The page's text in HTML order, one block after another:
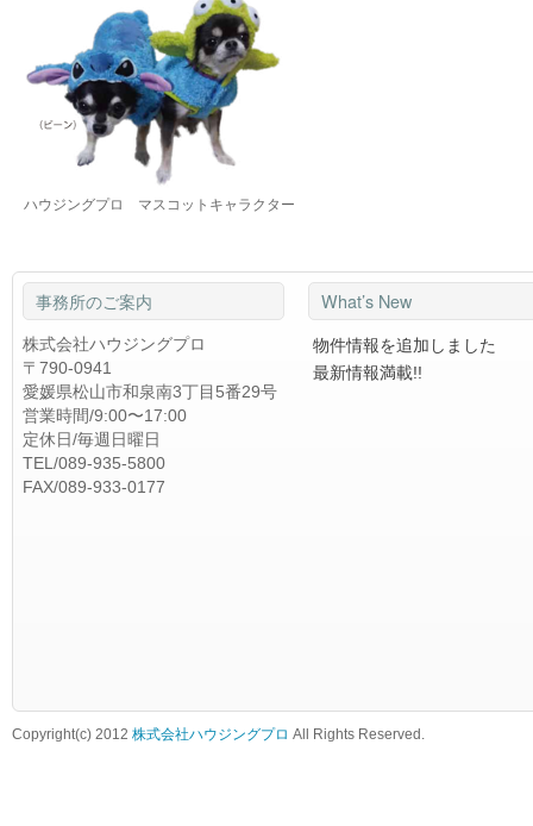
ハウジングプロ マスコットキャラクター
事務所のご案内
株式会社ハウジングプロ
〒790-0941
愛媛県松山市和泉南3丁目5番29号
営業時間/9:00〜17:00
定休日/毎週日曜日
TEL/089-935-5800
FAX/089-933-0177
What’s New
物件情報を追加しました
最新情報満載!!
Copyright(c) 2012 株式会社ハウジングプロ All Rights Reserved.